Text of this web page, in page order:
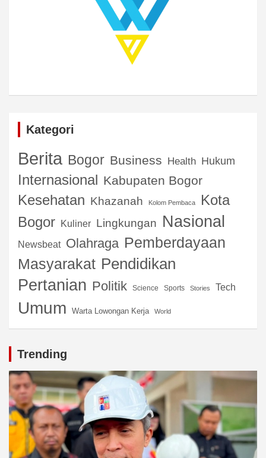
Kategori
Berita Bogor Business Health Hukum
Internasional Kabupaten Bogor
Kesehatan Khazanah Kolom Pembaca
Kota
Bogor
Kuliner Lingkungan Nasional
Newsbeat Olahraga Pemberdayaan
Masyarakat Pendidikan
Pertanian Politik Science Sports Stories Tech
Umum Warta Lowongan Kerja World
Trending